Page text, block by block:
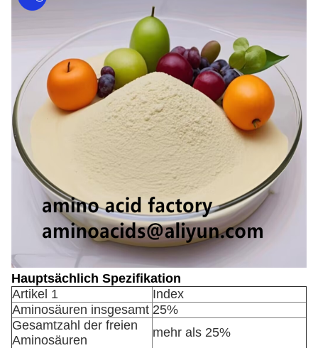
Hauptsächlich Spezifikation
Artikel 1
Index
Aminosäuren insgesamt 25%
Gesamtzahl der freien
Aminosäuren
mehr als 25%